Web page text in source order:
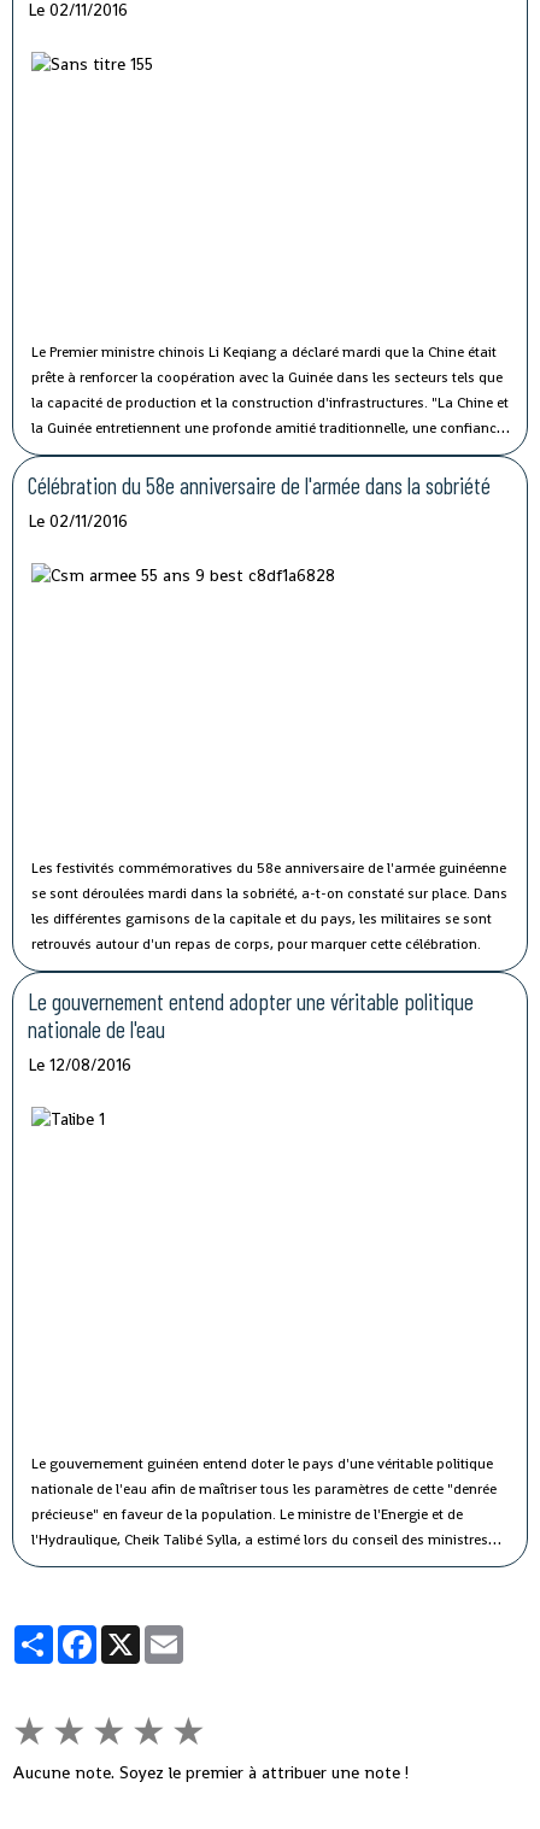
Le 02/11/2016
Le Premier ministre chinois Li Keqiang a déclaré mardi que la Chine était
prête à renforcer la coopération avec la Guinée dans les secteurs tels que
la capacité de production et la construction d'infrastructures. "La Chine et
la Guinée entretiennent une profonde amitié traditionnelle, une confiance
politique solide et une coopération fructueuse", a affirmé M. Li lors de sa
rencontre avec le président guinéen Alpha Condé à Beijing.
Célébration du 58e anniversaire de l'armée dans la sobriété
Le 02/11/2016
Les festivités commémoratives du 58e anniversaire de l'armée guinéenne
se sont déroulées mardi dans la sobriété, a-t-on constaté sur place. Dans
les différentes garnisons de la capitale et du pays, les militaires se sont
retrouvés autour d'un repas de corps, pour marquer cette célébration.
Le gouvernement entend adopter une véritable politique
nationale de l'eau
Le 12/08/2016
Le gouvernement guinéen entend doter le pays d'une véritable politique
nationale de l'eau afin de maîtriser tous les paramètres de cette "denrée
précieuse" en faveur de la population. Le ministre de l'Energie et de
l'Hydraulique, Cheik Talibé Sylla, a estimé lors du conseil des ministres
jeudi que le "potentiel des ressources en eau du pays est estimé à 226
PartagerFacebook
X
★ ★ ★ ★ ★
Aucune note. Soyez le premier à attribuer une note !